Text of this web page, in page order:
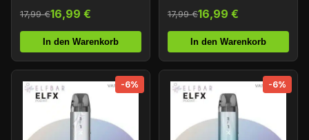
17,99 €16,99 €
In den Warenkorb
17,99 €16,99 €
In den Warenkorb
-6% -6%